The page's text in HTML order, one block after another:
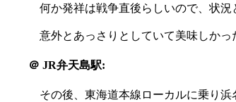
何か発祥は戦争直後らしいので、状況
意外とあっさりとしていて美味しか
＠ JR弁天島駅:
その後、東海道本線ローカルに乗り浜